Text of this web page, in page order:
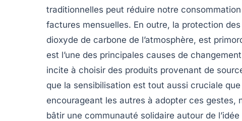
traditionnelles peut réduire notre
factures mensuelles. En outre, la protection
dioxyde de carbone de l’atmosphère, est
est l’une des principales causes de
incite à choisir des produits provenant de
que la sensibilisation est tout aussi cruciale
encourageant les autres à adopter ces
bâtir une communauté solidaire autour de l’idée